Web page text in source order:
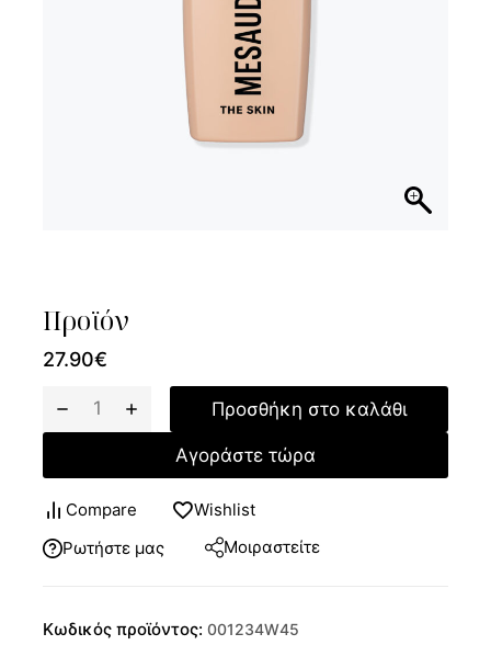
Προϊόν
27.90€
Προσθήκη στο καλάθι
Αγοράστε τώρα
Compare
Wishlist
Ρωτήστε μας
Μοιραστείτε
Κωδικός προϊόντος: 001234W45